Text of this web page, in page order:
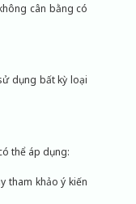
cân bằng có
dụng bất kỳ loại
thể áp dụng:
tham khảo ý kiến